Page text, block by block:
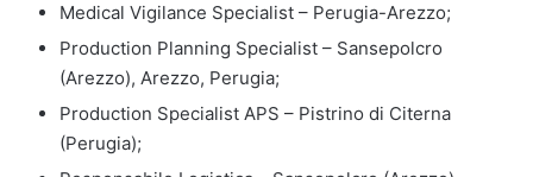
Medical Vigilance Specialist – Perugia-Arezzo;
Production Planning Specialist – Sansepolcro
(Arezzo), Arezzo, Perugia;
Production Specialist APS – Pistrino di Citerna
(Perugia);